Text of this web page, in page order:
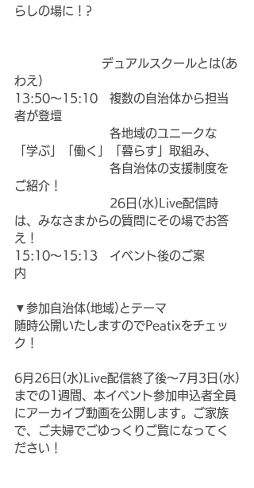
らしの場に！?
デュアルスクールとは(あ
わえ)
13:50～15:10　複数の自治体から担当
者が登壇
各地域のユニークな
「学ぶ」「働く」「暮らす」取組み、
各自治体の支援制度を
ご紹介！
26日(水)Live配信時
は、みなさまからの質問にその場でお答
え！
15:10～15:13　イベント後のご案
内
▼参加自治体(地域)とテーマ
随時公開いたしますのでPeatixをチェッ
ク！
6月26日(水)Live配信終了後～7月3日(水)
までの1週間、本イベント参加申込者全員
にアーカイブ動画を公開します。ご家族
で、ご夫婦でごゆっくりご覧になってく
ださい！